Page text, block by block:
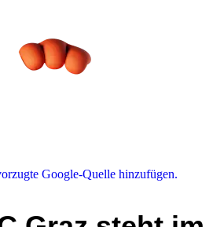
Google-Quelle hinzufügen.